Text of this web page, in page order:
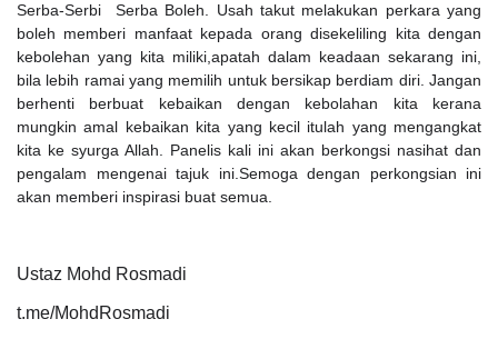
Serba-Serbi
Serba Boleh. Usah takut melakukan perkara yang
boleh memberi manfaat kepada orang disekeliling kita dengan
kebolehan yang kita miliki,apatah dalam keadaan sekarang ini,
bila lebih ramai yang memilih untuk bersikap berdiam diri. Jangan
berhenti berbuat kebaikan dengan kebolahan kita kerana
mungkin amal kebaikan kita yang kecil itulah yang mengangkat
kita ke syurga Allah. Panelis kali ini akan berkongsi nasihat dan
pengalam mengenai tajuk ini.Semoga dengan perkongsian ini
akan memberi inspirasi buat semua.
Ustaz Mohd Rosmadi
t.me/MohdRosmadi